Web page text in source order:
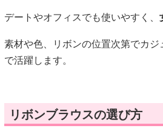
デートやオフィスでも使いやすく、
素材や色、リボンの位置次第でカ
で活躍します。
リボンブラウスの選び方